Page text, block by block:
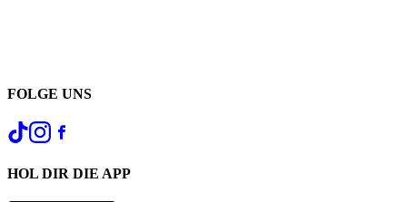
FOLGE UNS
HOL DIR DIE APP